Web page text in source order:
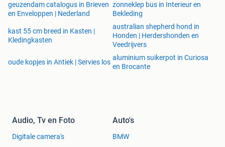
geuzendam catalogus in Brieven
en Enveloppen | Nederland
zonneklep bus in Interieur en
Bekleding
kast 55 cm breed in Kasten |
Kledingkasten
australian shepherd hond in
Honden | Herdershonden en
Veedrijvers
oude kopjes in Antiek | Servies los
aluminium suikerpot in Curiosa
en Brocante
Audio, Tv en Foto
Digitale camera's
Auto's
BMW